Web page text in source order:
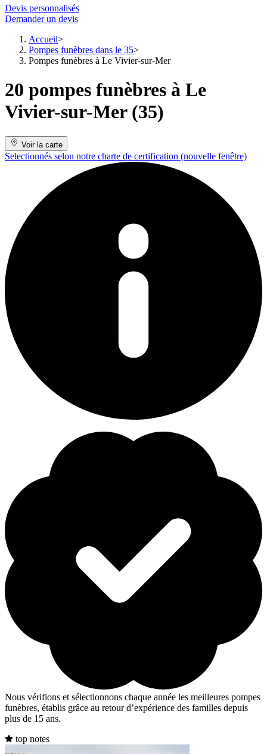
Devis personnalisés
Demander un devis
Accueil
Pompes funèbres dans le 35
Pompes funèbres à Le Vivier-sur-Mer
20 pompes funèbres à Le
Vivier-sur-Mer (35)
Voir la carte
Selectionnés selon notre charte de certification (nouvelle fenêtre)
Nous vérifions et sélectionnons chaque année les meilleures pompes
funèbres, établis grâce au retour d’expérience des familles depuis
plus de 15 ans.
top notes